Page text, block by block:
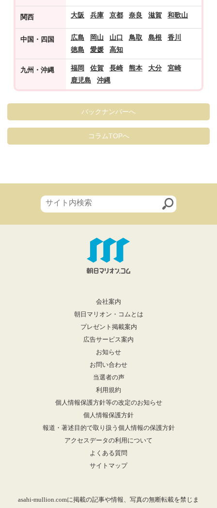
関西 大阪 兵庫 京都 奈良 滋賀 和歌山
中国・四国 広島 岡山 山口 鳥取 島根
香川
徳島
愛媛 高知
九州・沖縄 福岡 佐賀 長崎 熊本 大分
宮崎
鹿児島
沖縄
バックナンバーへ
コラムTOPへ
会社案内
朝日マリオン・コムとは
プレゼント掲載案内
広告サービス案内
お知らせ
お問い合わせ
当選者の声
利用規約
個人情報保護方針等の改定のお知らせ
個人情報保護方針
報道・著述目的で取り扱う個人情報の保護方針
アクセスデータの利用について
よくある質問
サイトマップ
asahi-mullion.comに掲載の記事や情報、写真の無断転載を禁じま